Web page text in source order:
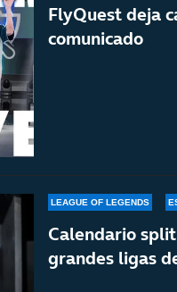
FlyQuest deja
comunicado
LEAGUE OF LEGENDS
Calendario
grandes ligas